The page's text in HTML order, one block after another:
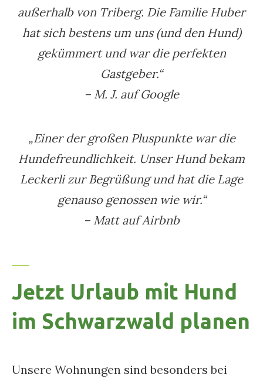
außerhalb von Triberg. Die Familie Huber
hat sich bestens um uns (und den Hund)
gekümmert und war die perfekten
Gastgeber.“
– M. J. auf Google
„Einer der großen Pluspunkte war die
Hundefreundlichkeit. Unser Hund bekam
Leckerli zur Begrüßung und hat die Lage
genauso genossen wie wir.“
– Matt auf Airbnb
Jetzt Urlaub mit Hund
im Schwarzwald planen
Unsere Wohnungen sind besonders bei